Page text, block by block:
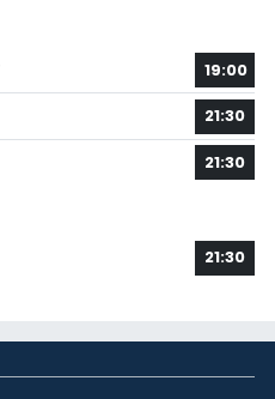
19:00
21:30
21:30
21:30